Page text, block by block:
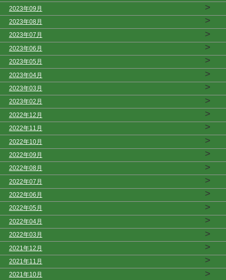
2023年09月 >
2023年08月 >
2023年07月 >
2023年06月 >
2023年05月 >
2023年04月 >
2023年03月 >
2023年02月 >
2022年12月 >
2022年11月 >
2022年10月 >
2022年09月 >
2022年08月 >
2022年07月 >
2022年06月 >
2022年05月 >
2022年04月 >
2022年03月 >
2021年12月 >
2021年11月 >
2021年10月 >